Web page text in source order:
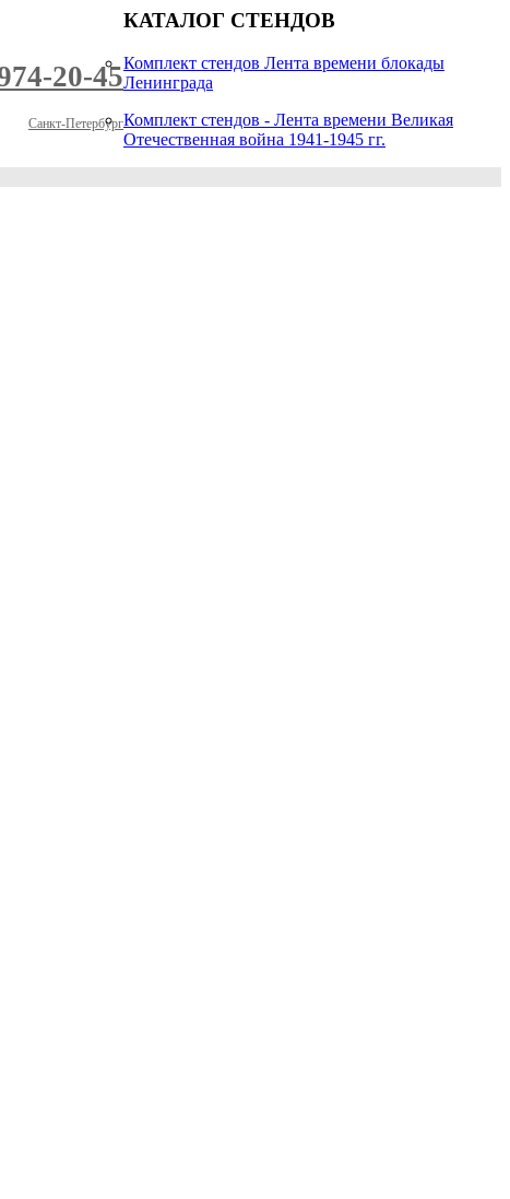
20-45
Санкт-Петербург
КАТАЛОГ СТЕНДОВ
Комплект стендов Лента времени блокады
Ленинграда
Комплект стендов - Лента времени Великая
Отечественная война 1941-1945 гг.